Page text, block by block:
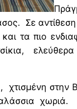
Σε
τα πιο
στην
χωριά.